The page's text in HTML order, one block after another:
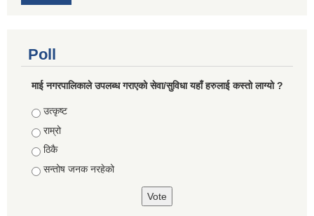
Poll
माई नगरपालिकाले उपलब्ध गराएको सेवा/सुविधा यहाँ हरुलाई कस्तो लाग्यो ?
Choices
उत्कृष्ट
राम्रो
ठिकै
सन्तोष जनक नरहेको